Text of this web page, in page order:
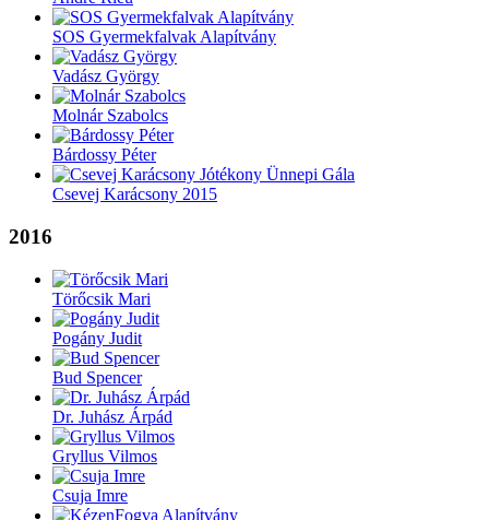
SOS Gyermekfalvak Alapítvány
Vadász György
Molnár Szabolcs
Bárdossy Péter
Csevej Karácsony 2015
2016
Törőcsik Mari
Pogány Judit
Bud Spencer
Dr. Juhász Árpád
Gryllus Vilmos
Csuja Imre